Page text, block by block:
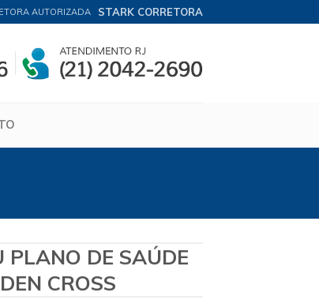
AUTORIZADA STARK CORRETORA
PLANO DE SAÚDE
CROSS